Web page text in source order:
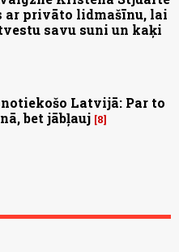
ar privāto lidmašīnu, lai
savu suni un kaķi
Latvijā: Par to
bet jābļauj 8